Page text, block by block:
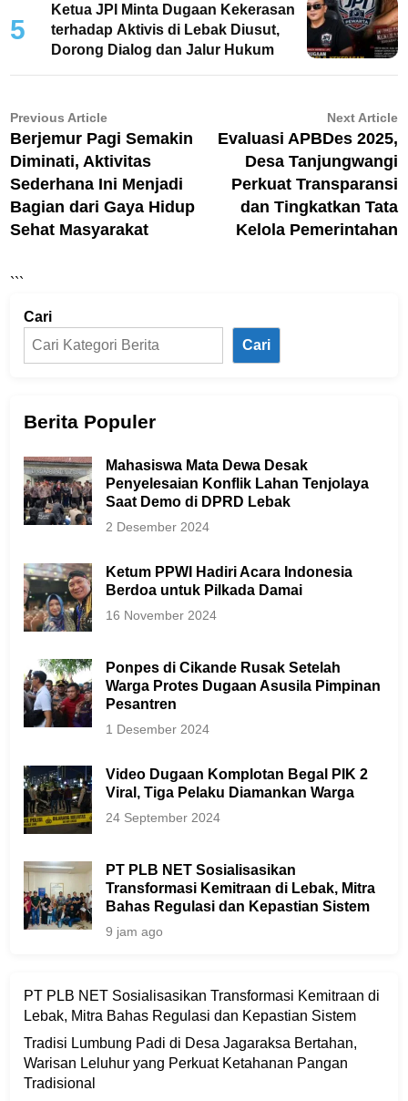
5
Ketua JPI Minta Dugaan Kekerasan
terhadap Aktivis di Lebak Diusut,
Dorong Dialog dan Jalur Hukum
Navigasi
pos
Previous ArticlePrevious
article:
Berjemur Pagi Semakin
Diminati, Aktivitas
Sederhana Ini Menjadi
Bagian dari Gaya Hidup
Sehat Masyarakat
Next Article
Evaluasi APBDes 2025,
Desa Tanjungwangi
Perkuat Transparansi
dan Tingkatkan Tata
Kelola Pemerintahan
```
Cari
Cari
Berita Populer
Mahasiswa Mata Dewa Desak
Penyelesaian Konflik Lahan Tenjolaya
Saat Demo di DPRD Lebak
2 Desember 2024
Ketum PPWI Hadiri Acara Indonesia
Berdoa untuk Pilkada Damai
16 November 2024
Ponpes di Cikande Rusak Setelah
Warga Protes Dugaan Asusila Pimpinan
Pesantren
1 Desember 2024
Video Dugaan Komplotan Begal PIK 2
Viral, Tiga Pelaku Diamankan Warga
24 September 2024
PT PLB NET Sosialisasikan
Transformasi Kemitraan di Lebak, Mitra
Bahas Regulasi dan Kepastian Sistem
9 jam ago
PT PLB NET Sosialisasikan Transformasi Kemitraan di
Lebak, Mitra Bahas Regulasi dan Kepastian Sistem
Tradisi Lumbung Padi di Desa Jagaraksa Bertahan,
Warisan Leluhur yang Perkuat Ketahanan Pangan
Tradisional